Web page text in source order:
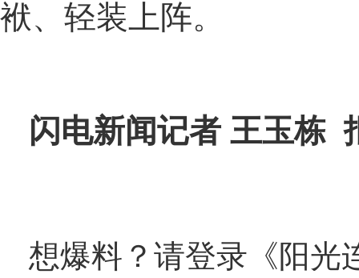
袱、轻装上阵。
闪电新闻记者 王玉栋
想爆料？请登录《阳光